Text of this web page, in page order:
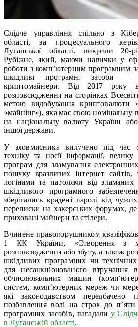
Слідче управління спільно з
області, за процесуального
Луганської області, викрили 20-
Рубіжне, який, маючи навички у
роботи з комп’ютерним програмним
шкідливі програмні засоби –
криптомайнери. Від 2017 року
розповсюдження на сторінках
метою видобування криптовалюти
«майнінг»), яка має свою номінальну
на національну валюту України
іншої держави.
У зловмисника вилучено під час
техніку та носії інформації, велику
програм для зламування
пошуку вразливих Інтернет сайтів,
логінами та паролями від зламаних
шкідливого програмного
зберігались крадені паролі від
переписки на хакерських форумах,
приховані майнери та стілери.
Вчинене правопорушником
1 КК України, «Створення з
розповсюдження або збуту, а також
шкідливих програмних чи технічних
для несанкціонованого втручання
обчислювальних машин
систем, комп’ютерних мереж чи
які законодавством передбачено
позбавлення волі на строк до п’яти
програмних засобів, нагадалиу
в Луганській області.